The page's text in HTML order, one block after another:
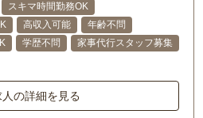
スキマ時間勤務OK
高収入可能
年齢不問
学歴不問
家事代行スタッフ募集
人の詳細を見る